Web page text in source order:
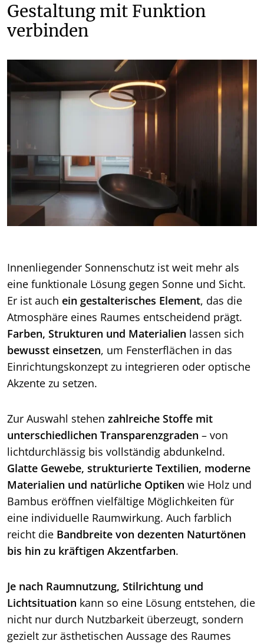
Gestaltung mit Funktion
verbinden
Innenliegender Sonnenschutz ist weit mehr als
eine funktionale Lösung gegen Sonne und Sicht.
Er ist auch ein gestalterisches Element, das die
Atmosphäre eines Raumes entscheidend prägt.
Farben, Strukturen und Materialien lassen sich
bewusst einsetzen, um Fensterflächen in das
Einrichtungskonzept zu integrieren oder optische
Akzente zu setzen.
Zur Auswahl stehen zahlreiche Stoffe mit
unterschiedlichen Transparenzgraden – von
lichtdurchlässig bis vollständig abdunkelnd.
Glatte Gewebe, strukturierte Textilien, moderne
Materialien und natürliche Optiken wie Holz und
Bambus eröffnen vielfältige Möglichkeiten für
eine individuelle Raumwirkung. Auch farblich
reicht die Bandbreite von dezenten Naturtönen
bis hin zu kräftigen Akzentfarben.
Je nach Raumnutzung, Stilrichtung und
Lichtsituation kann so eine Lösung entstehen, die
nicht nur durch Nutzbarkeit überzeugt, sondern
gezielt zur ästhetischen Aussage des Raumes